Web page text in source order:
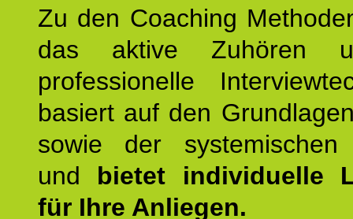
Zu den Coaching
das aktive Zuhören
professionelle
basiert auf den
sowie der systemischen
und bietet individuelle
für Ihre Anliegen.